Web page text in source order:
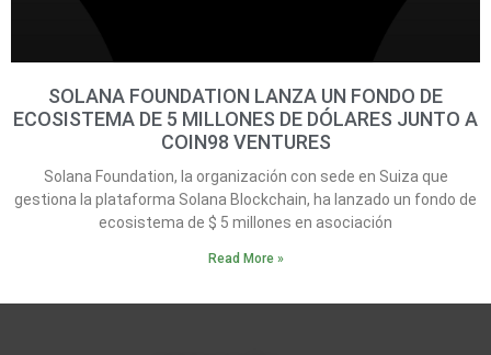
SOLANA FOUNDATION LANZA UN FONDO DE
ECOSISTEMA DE 5 MILLONES DE DÓLARES JUNTO A
COIN98 VENTURES
Solana Foundation, la organización con sede en Suiza que
gestiona la plataforma Solana Blockchain, ha lanzado un fondo de
ecosistema de $ 5 millones en asociación
Read More »